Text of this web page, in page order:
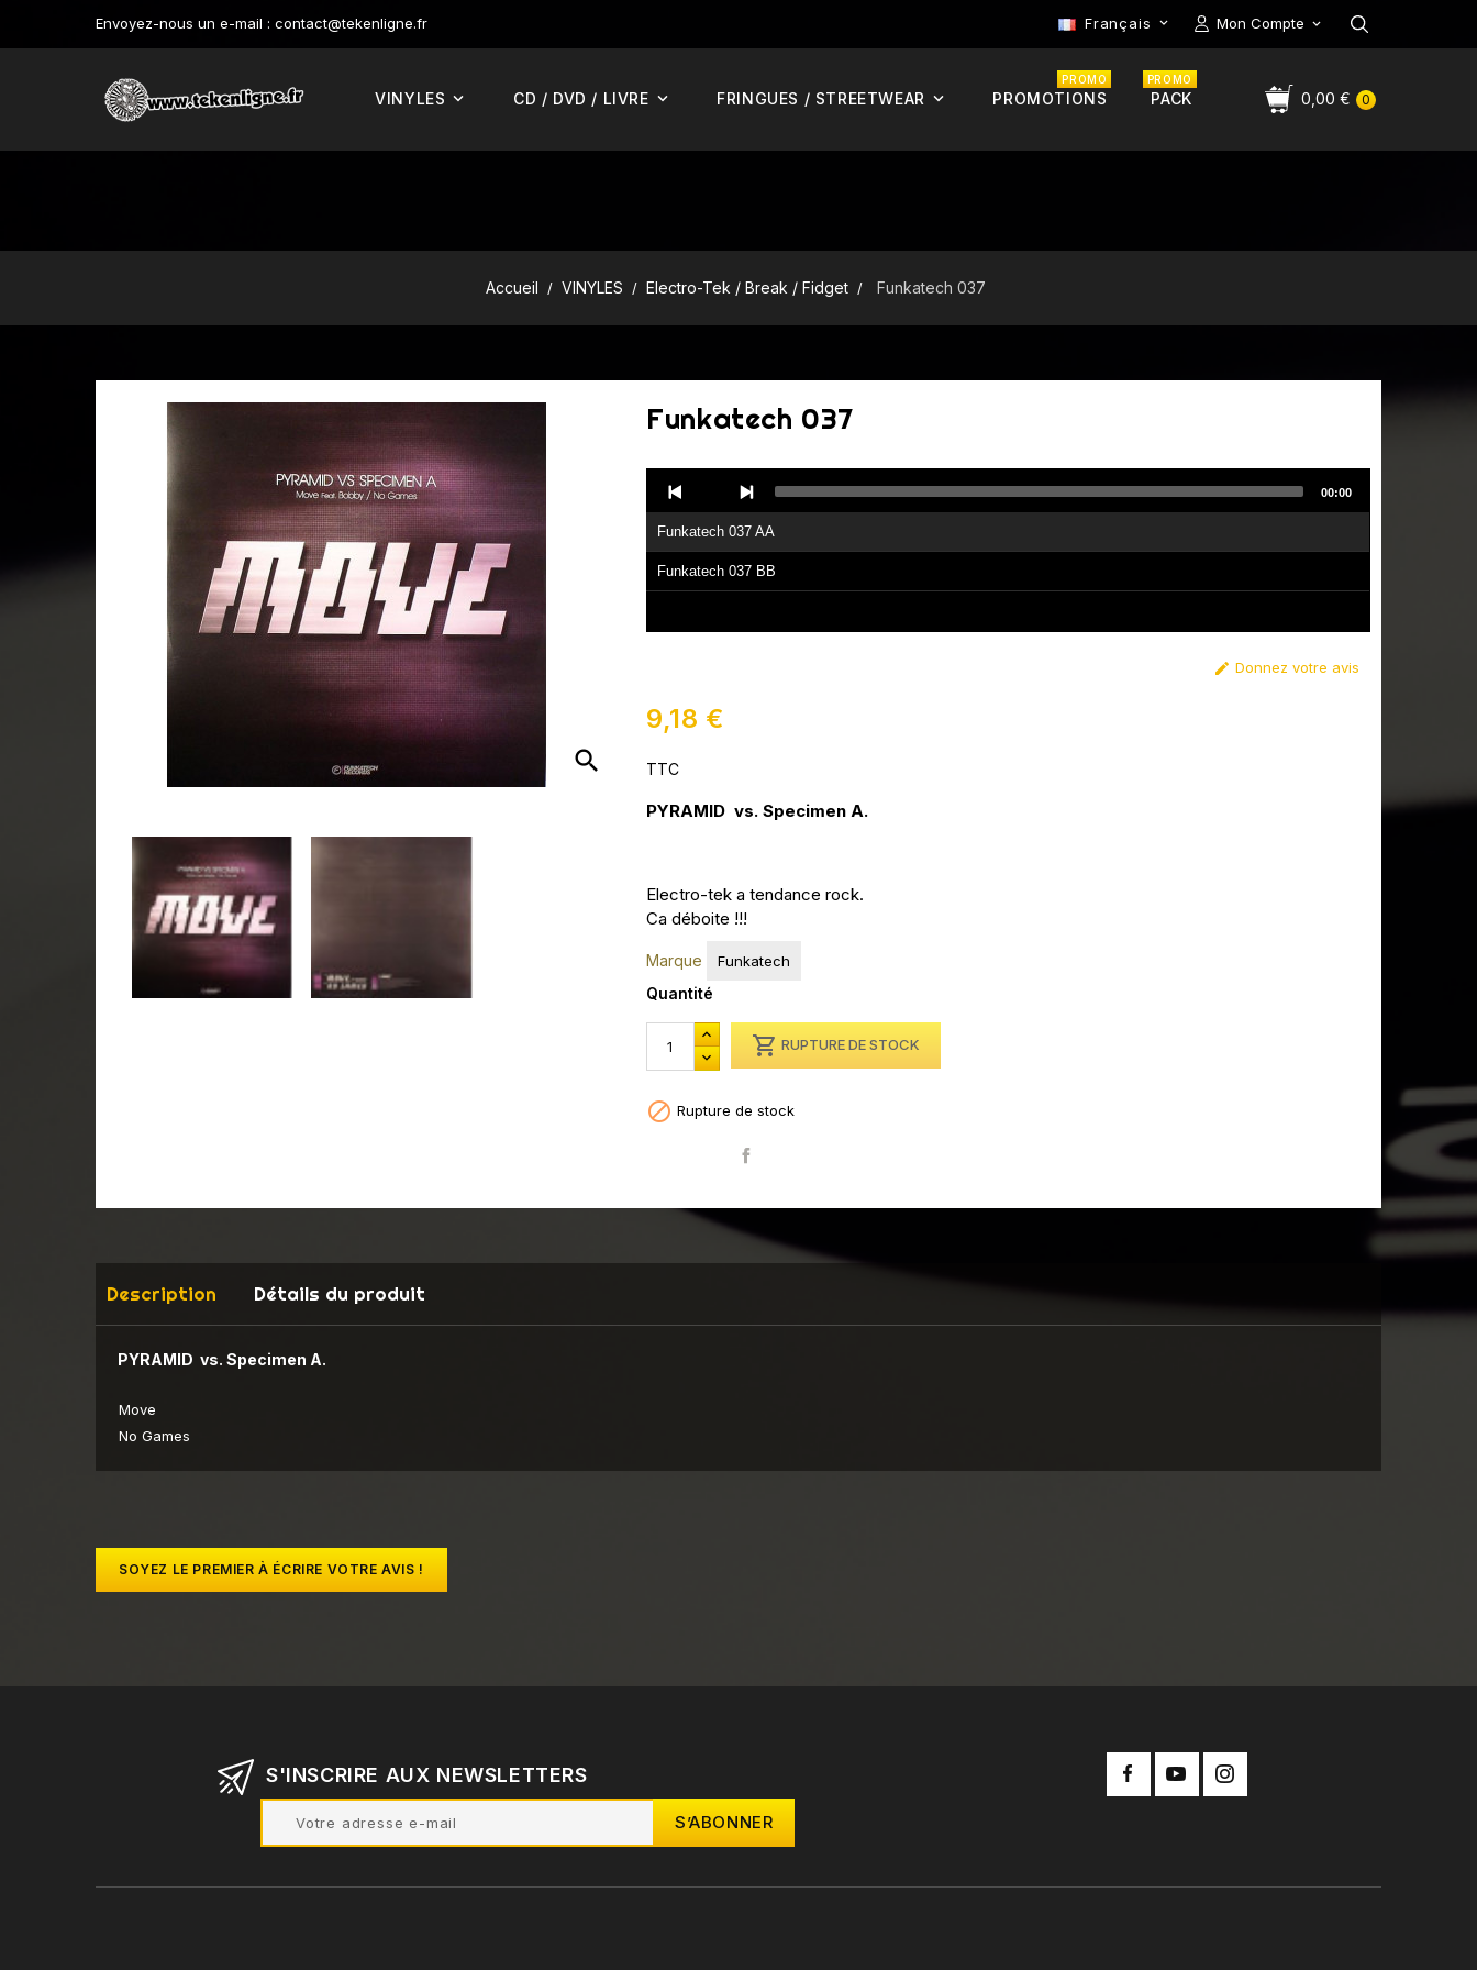
Envoyez-nous un e-mail : contact@tekenligne.fr Mon Compte
Français 
0
0,00 €
VINYLES CD / DVD / LIVRE FRINGUES / STREETWEAR PROMOTIONS
PROMO
PACK
PROMO
Accueil VINYLES Electro-Tek / Break / Fidget Funkatech 037
search
Funkatech 037
Player
Funkatech 037 AA
Funkatech 037 BB
00:00
 Donnez votre avis
9,18 €
TTC
PYRAMID vs. Specimen A.
Electro-tek a tendance rock.
Ca déboite !!!
Marque Funkatech
Quantité
 RUPTURE DE STOCK
 Rupture de stock
Description Détails du produit
PYRAMID vs. Specimen A.
Move
No Games
SOYEZ LE PREMIER À ÉCRIRE VOTRE AVIS !
S'INSCRIRE AUX NEWSLETTERS